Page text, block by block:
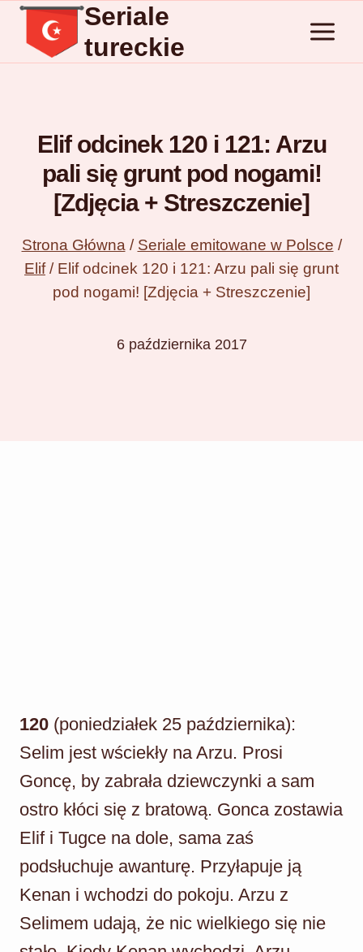
Przejdź
treści
Seriale
tureckie
Elif odcinek 120 i 121: Arzu
pali się grunt pod nogami!
[Zdjęcia + Streszczenie]
Strona Główna / Seriale emitowane w Polsce /
Elif / Elif odcinek 120 i 121: Arzu pali się grunt
pod nogami! [Zdjęcia + Streszczenie]
6 października 2017
120 (poniedziałek 25 października):
Selim jest wściekły na Arzu. Prosi
Goncę, by zabrała dziewczynki a sam
ostro kłóci się z bratową. Gonca zostawia
Elif i Tugce na dole, sama zaś
podsłuchuje awanturę. Przyłapuje ją
Kenan i wchodzi do pokoju. Arzu z
Selimem udają, że nic wielkiego się nie